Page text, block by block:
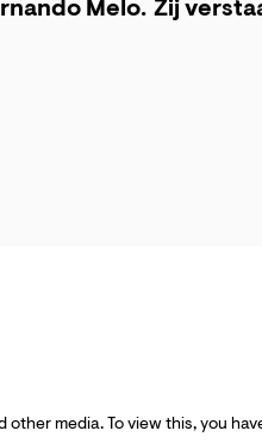
Melo. Zij
media. To view this, you